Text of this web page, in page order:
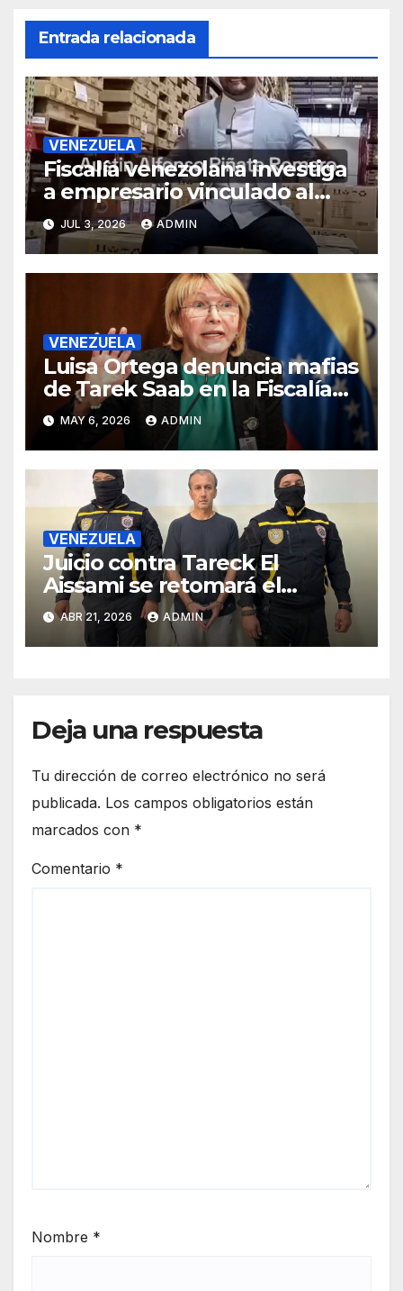
Entrada relacionada
VENEZUELA
Fiscalía venezolana investiga
a empresario vinculado al
Grupo Hammer, según
reportes
JUL 3, 2026 ADMIN
VENEZUELA
Luisa Ortega denuncia mafias
de Tarek Saab en la Fiscalía
de Venezuela
MAY 6, 2026 ADMIN
VENEZUELA
Juicio contra Tareck El
Aissami se retomará el
miércoles tras ser suspendido
en la madrugada de este
martes
ABR 21, 2026 ADMIN
Deja una respuesta
Tu dirección de correo electrónico no será
publicada. Los campos obligatorios están
marcados con *
Comentario *
Nombre *